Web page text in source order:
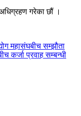
गरेका छौं ।
महासंघबीच सम्झौता
कर्जा प्रवाह सम्बन्धी